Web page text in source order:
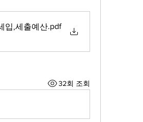
입,세출예산.pdf
32회 조회